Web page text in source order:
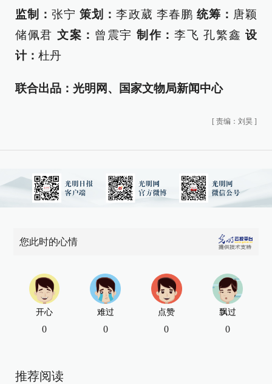
监制：张宁策划：李政葳 李春鹏 统筹： 唐颖
储佩君 文案： 曾震宇 制作：李飞 孔繁鑫设
计： 杜丹
联合出品：光明网、国家文物局新闻中心
[ 责编：刘昊 ]
您此时的心情
开心
0
难过
0
点赞
0
飘过
0
推荐阅读